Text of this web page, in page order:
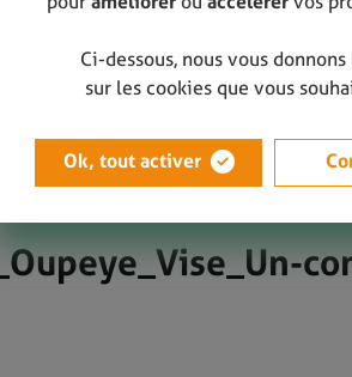
Visé : un consultant en poubelles
en-poubelles-publiques
Ci-dessous, nous vous
sur les cookies que vous
Ok, tout activer